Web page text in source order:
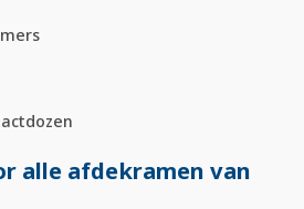
alle afdekramen van